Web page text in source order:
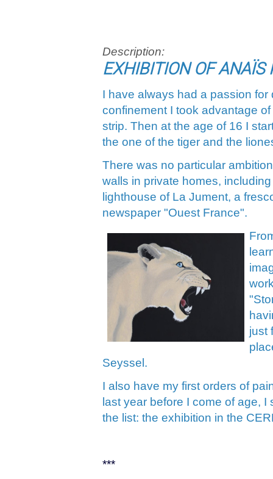
Description:
EXHIBITION OF ANAÏS
I have always had a passion
confinement I took advantage
strip. Then at the age of 16 I
the one of the tiger and the
There was no particular
walls in private homes,
lighthouse of La Jument, a
newspaper "Ouest France".
just
Seyssel.
I also have my first orders of
last year before I come of age,
the list: the exhibition in the
***